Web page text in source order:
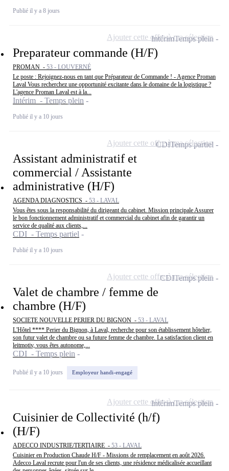
Publié il y a 8 jours
Preparateur commande (H/F)
PROMAN - 53 - LOUVERNÉ
Le poste : Rejoignez-nous en tant que Préparateur de Commande ! - Agence Proman
Laval Vous recherchez une opportunité excitante dans le domaine de la logistique ?
L'agence Proman Laval est à la...
Intérim - Temps plein
Publié il y a 10 jours
IntérimTemps plein
Ajouter cette offre à ma sélection
Assistant administratif et
commercial / Assistante
administrative (H/F)
AGENDA DIAGNOSTICS - 53 - LAVAL
Vous êtes sous la responsabilité du dirigeant du cabinet. Mission principale Assurer
le bon fonctionnement administratif et commercial du cabinet afin de garantir un
service de qualité aux clients,...
CDI - Temps partiel
Publié il y a 10 jours
CDITemps partiel
Ajouter cette offre à ma sélection
Valet de chambre / femme de
chambre (H/F)
SOCIETE NOUVELLE PERIER DU BIGNON - 53 - LAVAL
L'Hôtel **** Perier du Bignon, à Laval, recherche pour son établissement hôtelier,
son futur valet de chambre ou sa future femme de chambre. La satisfaction client en
leitmotiv, vous êtes autonome,...
CDI - Temps plein
Publié il y a 10 jours Employeur handi-engagé
CDITemps plein
Ajouter cette offre à ma sélection
Cuisinier de Collectivité (h/f)
(H/F)
ADECCO INDUSTRIE/TERTIAIRE - 53 - LAVAL
Cuisinier en Production Chaude H/F - Missions de remplacement en août 2026.
Adecco Laval recrute pour l'un de ses clients, une résidence médicalisée accueillant
IntérimTemps plein
Ajouter cette offre à ma sélection